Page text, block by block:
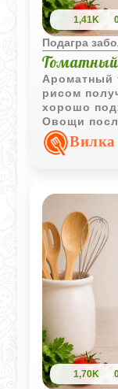
1,41K
Подагра
Томатный
Ароматный
рисом
хорошо
Овощи
мягкую
сложного
Вилка
1,70K